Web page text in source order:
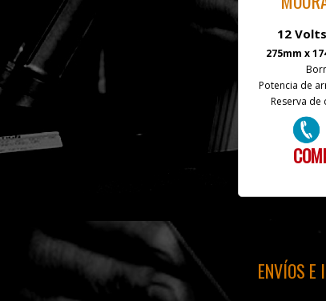
12
275mm x
Potencia de
Reserva de
ENVÍOS E